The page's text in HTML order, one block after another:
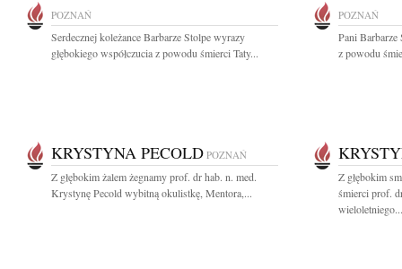
POZNAŃ
Serdecznej koleżance Barbarze Stolpe wyrazy
głębokiego współczucia z powodu śmierci Taty...
POZNAŃ
Pani Barbarze
z powodu
KRYSTYNA PECOLD POZNAŃ
Z głębokim żalem żegnamy prof. dr hab. n. med.
Krystynę Pecold wybitną okulistkę, Mentora,...
Z głębokim
śmierci prof.
wieloletniego...